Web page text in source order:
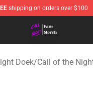
shipping on orders over $100
Store - Official Call of
Doek/Call of the